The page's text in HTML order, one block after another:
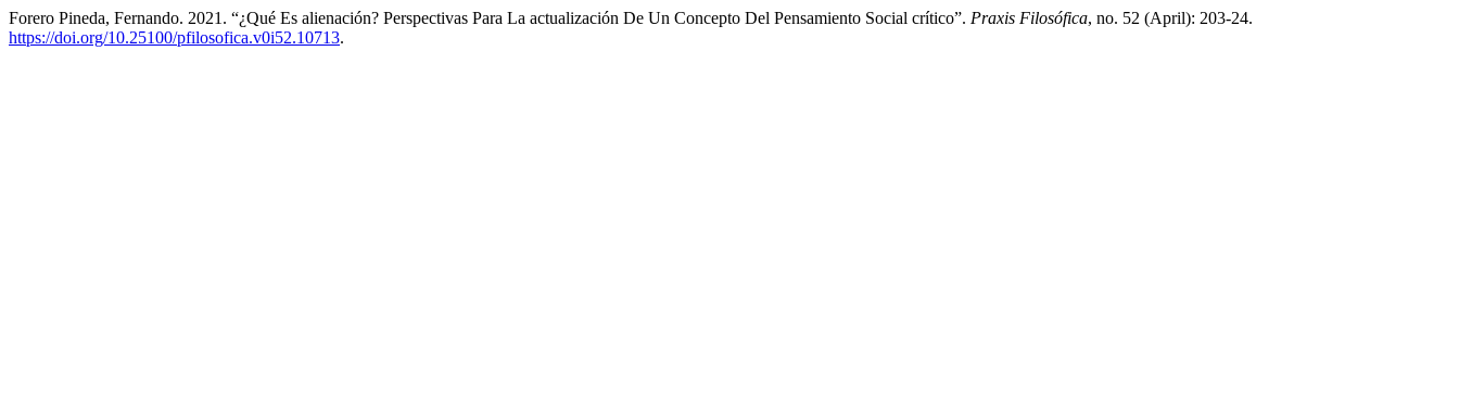
Forero Pineda, Fernando. 2021. “¿Qué Es alienación? Perspectivas Para La actualización De Un Concepto Del Pensamiento Social crítico”. Praxis Filosófica, no. 52 (April): 203-24.
https://doi.org/10.25100/pfilosofica.v0i52.10713.